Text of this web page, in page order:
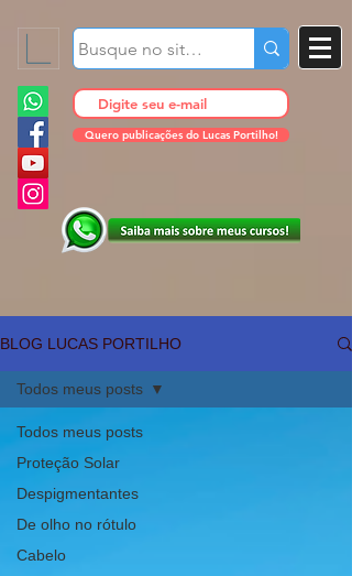
Quero publicações do Lucas Portilho!
BLOG LUCAS PORTILHO
Todos meus posts
Proteção Solar
Despigmentantes
De olho no rótulo
Cabelo
Todos meus posts